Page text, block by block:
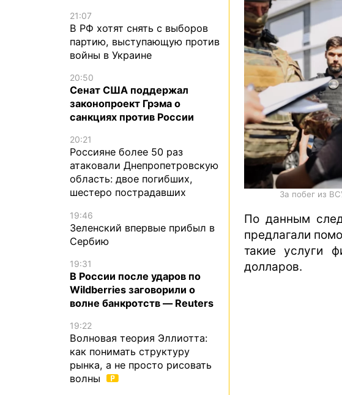
За побег из
По данным
предлагали
такие услуги
долларов.
21:07
В РФ хотят снять с выборов
партию, выступающую против
войны в Украине
20:50
Сенат США поддержал
законопроект Грэма о
санкциях против России
20:21
Россияне более 50 раз
атаковали Днепропетровскую
область: двое погибших,
шестеро пострадавших
19:46
Зеленский впервые прибыл в
Сербию
19:31
В России после ударов по
Wildberries заговорили о
волне банкротств — Reuters
19:22
Волновая теория Эллиотта:
как понимать структуру
рынка, а не просто рисовать
волны